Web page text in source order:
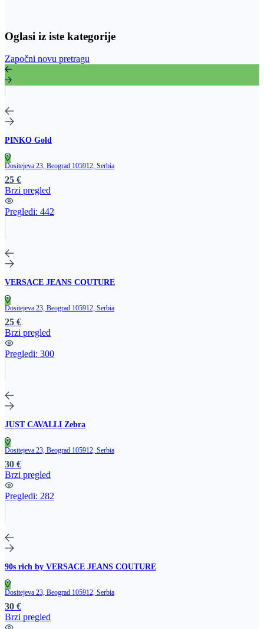
Oglasi iz iste kategorije
Započni novu pretragu
PINKO Gold
Dositejeva 23, Beograd 105912, Serbia
25 €
Brzi pregled
Pregledi: 442
VERSACE JEANS COUTURE
Dositejeva 23, Beograd 105912, Serbia
25 €
Brzi pregled
Pregledi: 300
JUST CAVALLI Zebra
Dositejeva 23, Beograd 105912, Serbia
30 €
Brzi pregled
Pregledi: 282
90s rich by VERSACE JEANS COUTURE
Dositejeva 23, Beograd 105912, Serbia
30 €
Brzi pregled